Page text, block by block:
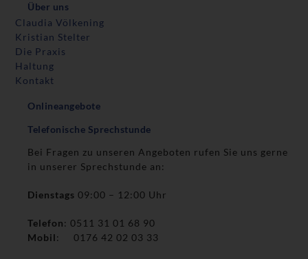
Über uns
Claudia Völkening
Kristian Stelter
Die Praxis
Haltung
Kontakt
Onlineangebote
Telefonische Sprechstunde
Bei Fragen zu unseren Angeboten rufen Sie uns gerne
in unserer Sprechstunde an:
Dienstags09:00 – 12:00 Uhr
Telefon: 0511 31 01 68 90
Mobil: 0176 42 02 03 33